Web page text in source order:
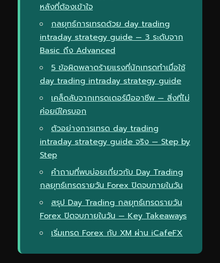
หลังที่ต้องเข้าใจ
กลยุทธ์การเทรดด้วย day trading
intraday strategy guide — 3 ระดับจาก
Basic ถึง Advanced
5 ข้อผิดพลาดร้ายแรงที่นักเทรดทำเมื่อใช้
day trading intraday strategy guide
เคล็ดลับจากเทรดเดอร์มืออาชีพ — สิ่งที่ไม่
ค่อยมีใครบอก
ตัวอย่างการเทรด day trading
intraday strategy guide จริง — Step by
Step
คำถามที่พบบ่อยเกี่ยวกับ Day Trading
กลยุทธ์เทรดรายวัน Forex ปิดจบภายในวัน
สรุป Day Trading กลยุทธ์เทรดรายวัน
Forex ปิดจบภายในวัน — Key Takeaways
เริ่มเทรด Forex กับ XM ผ่าน iCafeFX